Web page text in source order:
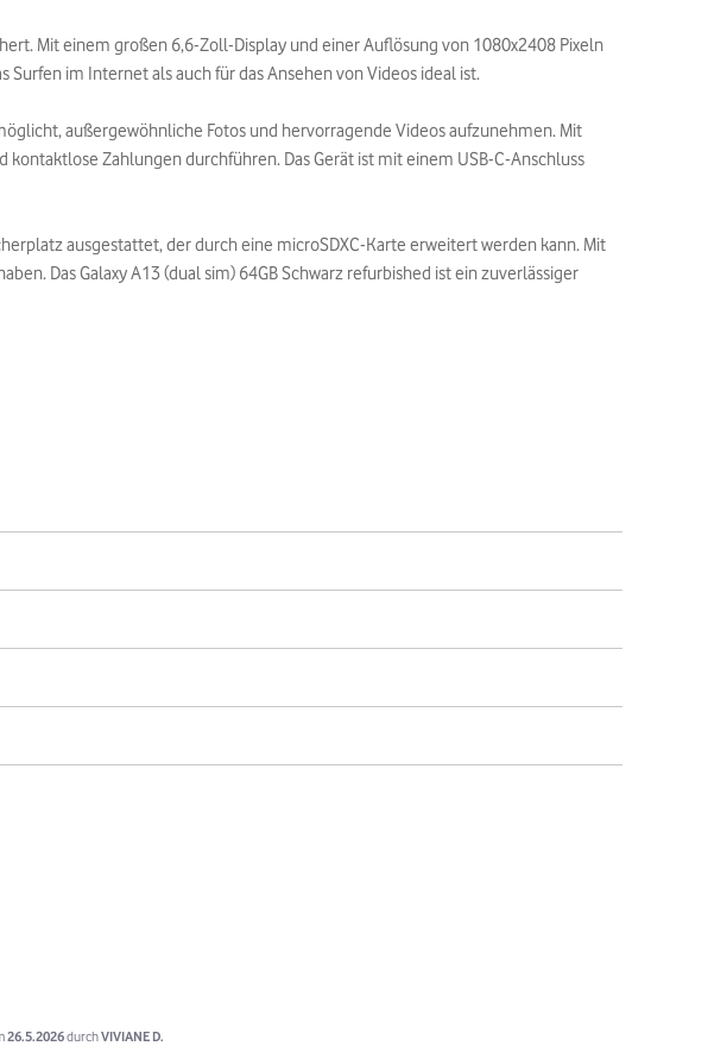
Mit einem großen 6,6-Zoll-Display und einer Auflösung von 1080x2408 Pixeln
im Internet als auch für das Ansehen von Videos ideal ist.
außergewöhnliche Fotos und hervorragende Videos aufzunehmen. Mit
Zahlungen durchführen. Das Gerät ist mit einem USB-C-Anschluss
ausgestattet, der durch eine microSDXC-Karte erweitert werden kann. Mit
Das Galaxy A13 (dual sim) 64GB Schwarz refurbished ist ein zuverlässiger
26.5.2026durchVIVIANE D.